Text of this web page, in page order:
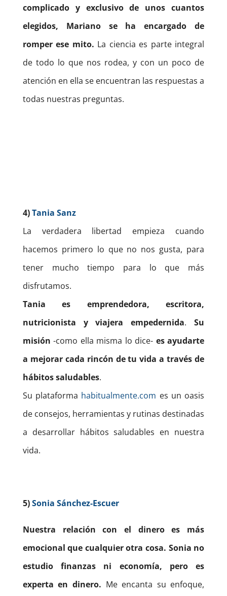
complicado y exclusivo de unos cuantos
elegidos, Mariano se ha encargado de
romper ese mito. La ciencia es parte integral
de todo lo que nos rodea, y con un poco de
atención en ella se encuentran las respuestas a
todas nuestras preguntas.
4)Tania Sanz
La verdadera libertad empieza cuando
hacemos primero lo que no nos gusta, para
tener mucho tiempo para lo que más
disfrutamos.
Tania es emprendedora, escritora,
nutricionista y viajera empedernida.Su
misión -como ella misma lo dice- es ayudarte
a mejorar cada rincón de tu vida a través de
hábitos saludables.
Su plataforma habitualmente.com es un oasis
de consejos, herramientas y rutinas destinadas
a desarrollar hábitos saludables en nuestra
vida.
5)Sonia Sánchez-Escuer
Nuestra relación con el dinero es más
emocional que cualquier otra cosa. Sonia no
estudio finanzas ni economía, pero es
experta en dinero. Me encanta su enfoque,